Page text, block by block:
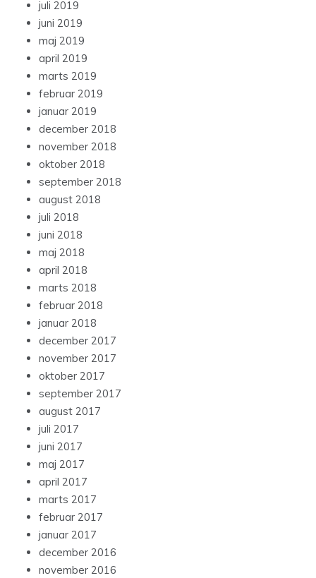
juli 2019
juni 2019
maj 2019
april 2019
marts 2019
februar 2019
januar 2019
december 2018
november 2018
oktober 2018
september 2018
august 2018
juli 2018
juni 2018
maj 2018
april 2018
marts 2018
februar 2018
januar 2018
december 2017
november 2017
oktober 2017
september 2017
august 2017
juli 2017
juni 2017
maj 2017
april 2017
marts 2017
februar 2017
januar 2017
december 2016
november 2016